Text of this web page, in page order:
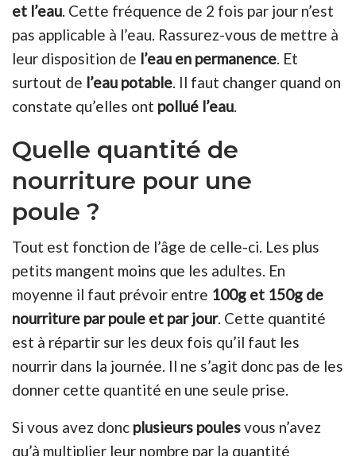
et l’eau. Cette fréquence de 2 fois par jour n’est
pas applicable à l’eau. Rassurez-vous de mettre à
leur disposition de l’eau en permanence. Et
surtout de l’eau potable. Il faut changer quand on
constate qu’elles ont pollué l’eau.
Quelle quantité de
nourriture pour une
poule ?
Tout est fonction de l’âge de celle-ci. Les plus
petits mangent moins que les adultes. En
moyenne il faut prévoir entre 100g et 150g de
nourriture par poule et par jour. Cette quantité
est à répartir sur les deux fois qu’il faut les
nourrir dans la journée. Il ne s’agit donc pas de les
donner cette quantité en une seule prise.
Si vous avez donc plusieurs poulesvous n’avez
qu’à multiplier leur nombre par la quantité